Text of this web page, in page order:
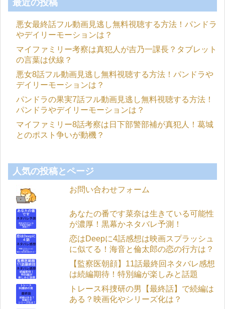
最近の投稿
悪女最終話フル動画見逃し無料視聴する方法！パンドラ
やデイリーモーションは？
マイファミリー考察は真犯人が吉乃一課長？タブレット
の言葉は伏線？
悪女8話フル動画見逃し無料視聴する方法！パンドラや
デイリーモーションは？
パンドラの果実7話フル動画見逃し無料視聴する方法！
パンドラやデイリーモーションは？
マイファミリー8話考察は日下部警部補が真犯人！葛城
とのポスト争いが動機？
人気の投稿とページ
お問い合わせフォーム
あなたの番です菜奈は生きている可能性
が濃厚！黒幕かネタバレ予測！
恋はDeepに4話感想は映画スプラッシュ
に似てる！海音と倫太郎の恋の行方は？
【監察医朝顔】11話最終回ネタバレ感想
は続編期待！特別編が楽しみと話題
トレース科捜研の男【最終話】で続編は
ある？映画化やシリーズ化は？